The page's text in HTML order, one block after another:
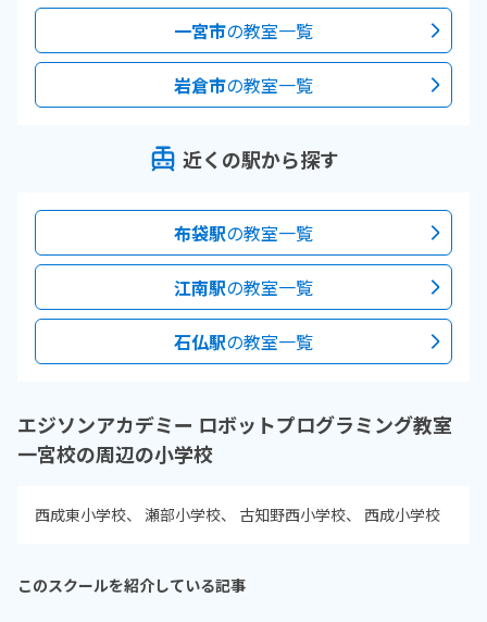
一宮市の教室一覧
岩倉市の教室一覧
近くの駅から探す
布袋駅の教室一覧
江南駅の教室一覧
石仏駅の教室一覧
エジソンアカデミー ロボットプログラミング教室
一宮校の周辺の小学校
西成東小学校 瀬部小学校 古知野西小学校 西成小学校
このスクールを紹介している記事